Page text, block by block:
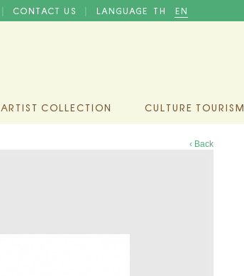
| CONTACT US | LANGUAGE TH EN
ARTIST COLLECTION CULTURE TOURISM
‹ Back